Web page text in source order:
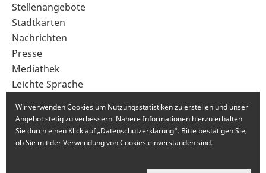
im
Fußbereich
Stellenangebote
Stadtkarten
Nachrichten
Presse
Mediathek
Leichte Sprache
Wir verwenden Cookies um Nutzungsstatistiken zu erstellen und unser
Angebot stetig zu verbessern. Nähere Informationen hierzu erhalten
Sie durch einen Klick auf „Datenschutzerklärung“. Bitte bestätigen Sie,
ob Sie mit der Verwendung von Cookies einverstanden sind.